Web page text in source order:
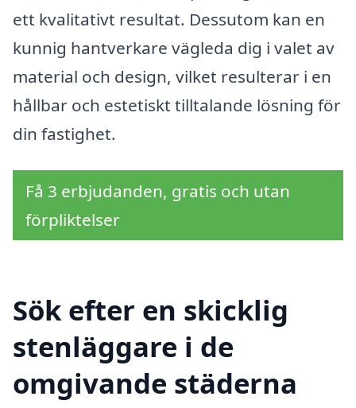
ett kvalitativt resultat. Dessutom kan en
kunnig hantverkare vägleda dig i valet av
material och design, vilket resulterar i en
hållbar och estetiskt tilltalande lösning för
din fastighet.
Få 3 erbjudanden, gratis och utan
förpliktelser
Sök efter en skicklig
stenläggare i de
omgivande städerna